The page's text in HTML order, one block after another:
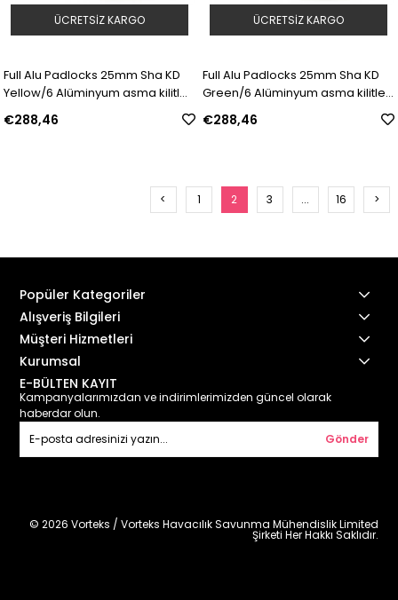
Full Alu Padlocks 25mm Sha KD
Yellow/6 Alüminyum asma kilitler
— Alüminyum Kanca | Model:
814068 | SKU: Y1609064
€288,46
ÜCRETSIZ KARGO
Full Alu Padlocks 25mm Sha KD
Green/6 Alüminyum asma kilitler
— Alüminyum Kanca | Model:
814069 | SKU: Y1609065
€288,46
ÜCRETSIZ KARGO
< 1 2 3 ... 16 >
Popüler Kategoriler
Alışveriş Bilgileri
Müşteri Hizmetleri
Kurumsal
E-BÜLTEN KAYIT
Kampanyalarımızdan ve indirimlerimizden güncel olarak
haberdar olun.
Gönder
© 2026 Vorteks / Vorteks Havacılık Savunma Mühendislik Limited
Şirketi Her Hakkı Saklıdır.